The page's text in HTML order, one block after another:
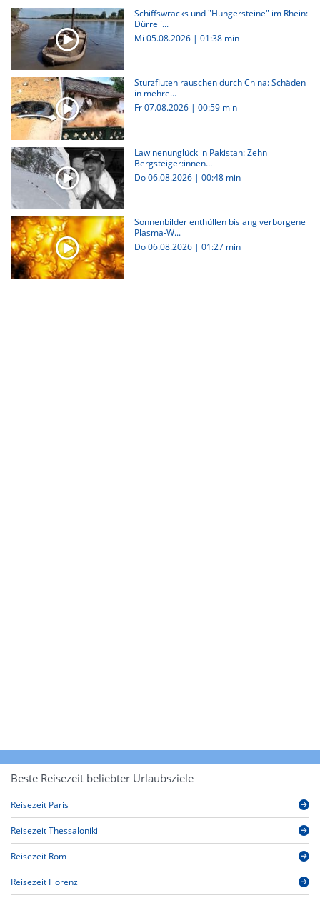
Schiffswracks und "Hungersteine" im Rhein:
Dürre i...
Mi 05.08.2026 | 01:38 min
Sturzfluten rauschen durch China: Schäden
in mehre...
Fr 07.08.2026 | 00:59 min
Lawinenunglück in Pakistan: Zehn
Bergsteiger:innen...
Do 06.08.2026 | 00:48 min
Sonnenbilder enthüllen bislang verborgene
Plasma-W...
Do 06.08.2026 | 01:27 min
Beste Reisezeit beliebter Urlaubsziele
Reisezeit Paris
Reisezeit Thessaloniki
Reisezeit Rom
Reisezeit Florenz